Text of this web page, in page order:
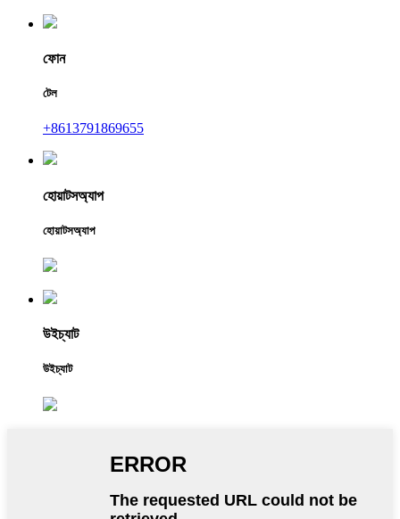
ফোন
টেল
+8613791869655
হোয়াটসঅ্যাপ
হোয়াটসঅ্যাপ
উইচ্যাট
উইচ্যাট